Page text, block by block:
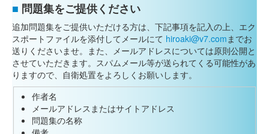
■ 問題集をご提供ください
追加問題集をご提供いただける方は、下記事項を記入の上、エク
スポートファイルを添付してメールにて hiroaki@v7.comまでお
送りくださいませ。また、メールアドレスについては原則公開と
させていただきます。スパムメール等が送られてくる可能性があ
りますので、自衛処置をよろしくお願いします。
作者名
メールアドレスまたはサイトアドレス
問題集の名称